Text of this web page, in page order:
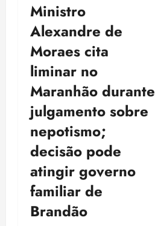
Ministro
Alexandre de
Moraes cita
liminar no
Maranhão durante
julgamento sobre
nepotismo;
decisão pode
atingir governo
familiar de
Brandão